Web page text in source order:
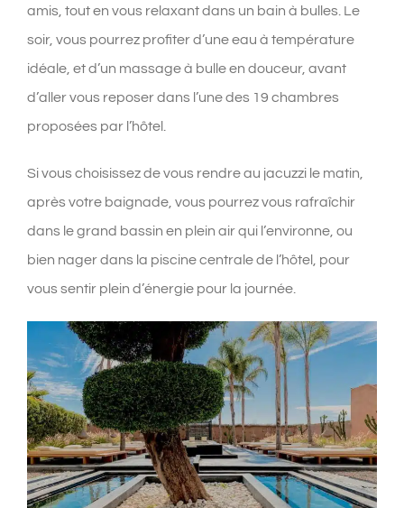
amis, tout en vous relaxant dans un bain à bulles. Le
soir, vous pourrez profiter d’une eau à température
idéale, et d’un massage à bulle en douceur, avant
d’aller vous reposer dans l’une des 19 chambres
proposées par l’hôtel.
Si vous choisissez de vous rendre au jacuzzi le matin,
après votre baignade, vous pourrez vous rafraîchir
dans le grand bassin en plein air qui l’environne, ou
bien nager dans la piscine centrale de l’hôtel, pour
vous sentir plein d’énergie pour la journée.